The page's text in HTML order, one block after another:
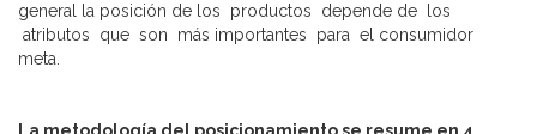
general la posición de los productos depende de los
atributos que son más importantes para el consumidor
meta.